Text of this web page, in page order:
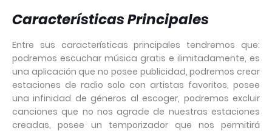
Características Principales
Entre sus características principales tendremos que:
podremos escuchar música gratis e ilimitadamente, es
una aplicación que no posee publicidad, podremos crear
estaciones de radio solo con artistas favoritos, posee
una infinidad de géneros al escoger, podremos excluir
canciones que no nos agrade de nuestras estaciones
creadas, posee un temporizador que nos permitirá